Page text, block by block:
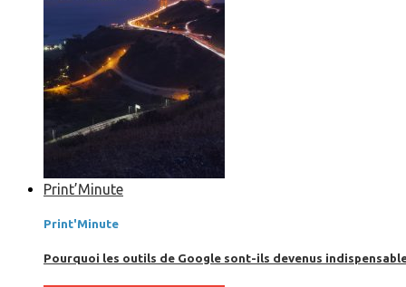
Print’Minute
Print'Minute
Pourquoi les outils de Google sont-ils devenus